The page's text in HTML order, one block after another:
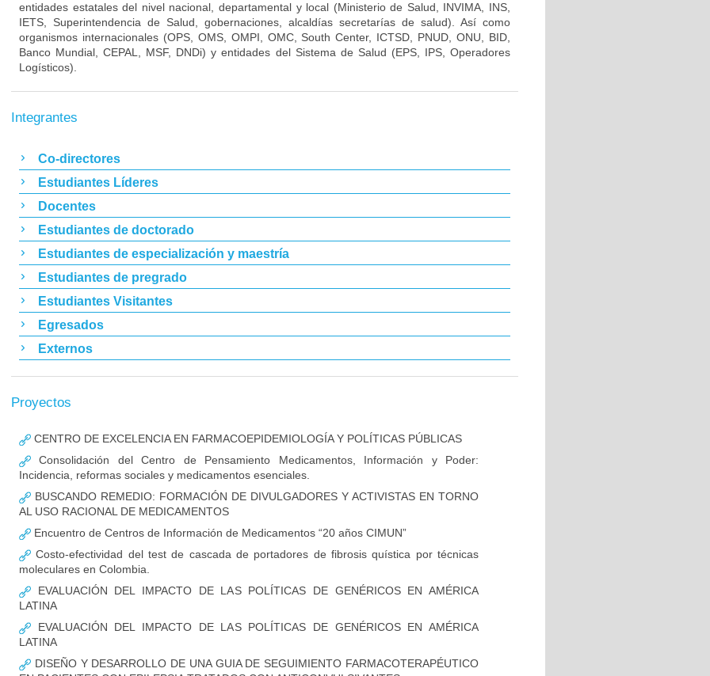
entidades estatales del nivel nacional, departamental y local (Ministerio de Salud, INVIMA, INS,
IETS, Superintendencia de Salud, gobernaciones, alcaldías secretarías de salud). Así como
organismos internacionales (OPS, OMS, OMPI, OMC, South Center, ICTSD, PNUD, ONU, BID,
Banco Mundial, CEPAL, MSF, DNDi) y entidades del Sistema de Salud (EPS, IPS, Operadores
Logísticos).
Integrantes
Co-directores
Estudiantes Líderes
Docentes
Estudiantes de doctorado
Estudiantes de especialización y maestría
Estudiantes de pregrado
Estudiantes Visitantes
Egresados
Externos
Proyectos
CENTRO DE EXCELENCIA EN FARMACOEPIDEMIOLOGÍA Y POLÍTICAS PÚBLICAS
Consolidación del Centro de Pensamiento Medicamentos, Información y Poder:
Incidencia, reformas sociales y medicamentos esenciales.
BUSCANDO REMEDIO: FORMACIÓN DE DIVULGADORES Y ACTIVISTAS EN TORNO
AL USO RACIONAL DE MEDICAMENTOS
Encuentro de Centros de Información de Medicamentos “20 años CIMUN”
Costo-efectividad del test de cascada de portadores de fibrosis quística por técnicas
moleculares en Colombia.
EVALUACIÓN DEL IMPACTO DE LAS POLÍTICAS DE GENÉRICOS EN AMÉRICA
LATINA
EVALUACIÓN DEL IMPACTO DE LAS POLÍTICAS DE GENÉRICOS EN AMÉRICA
LATINA
DISEÑO Y DESARROLLO DE UNA GUIA DE SEGUIMIENTO FARMACOTERAPÉUTICO